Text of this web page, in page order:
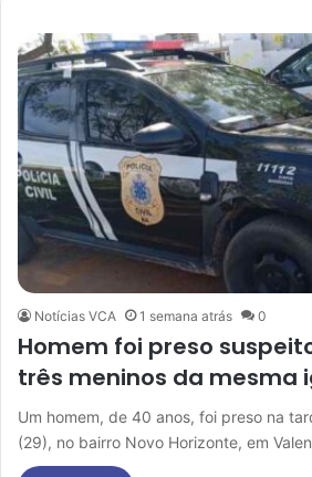
Notícias VCA 1 semana atrás 0
Homem foi preso
três meninos da mesma
Um homem, de 40 anos, foi preso na
(29), no bairro Novo Horizonte, em